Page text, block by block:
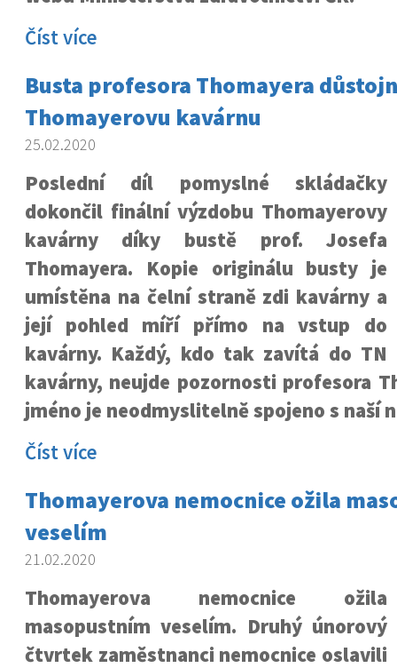
Číst více
Busta profesora Thomayera
Thomayerovu kavárnu
25.02.2020
Poslední díl pomyslné skládačky
dokončil finální výzdobu Thomayerovy
kavárny díky bustě prof. Josefa
Thomayera. Kopie originálu busty je
umístěna na čelní straně zdi kavárny a
její pohled míří přímo na vstup do
kavárny. Každý, kdo tak zavítá do TN
kavárny, neujde pozornosti profesora
jméno je neodmyslitelně spojeno s naší
Číst více
Thomayerova nemocnice ožila
veselím
21.02.2020
Thomayerova nemocnice ožila
masopustním veselím. Druhý únorový
čtvrtek zaměstnanci nemocnice oslavili